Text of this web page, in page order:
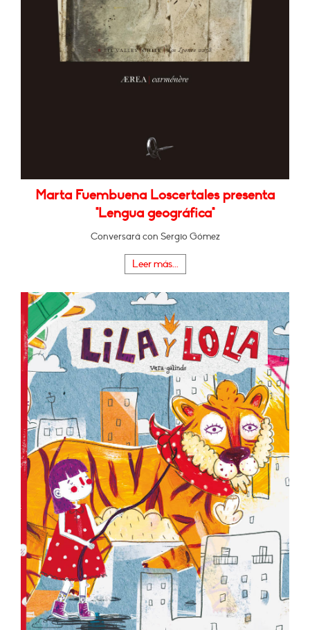
Marta Fuembuena Loscertales presenta
"Lengua geográfica"
Conversará con Sergio Gómez
Leer más...